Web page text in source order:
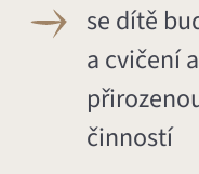
se dítě
a cvičení
činností